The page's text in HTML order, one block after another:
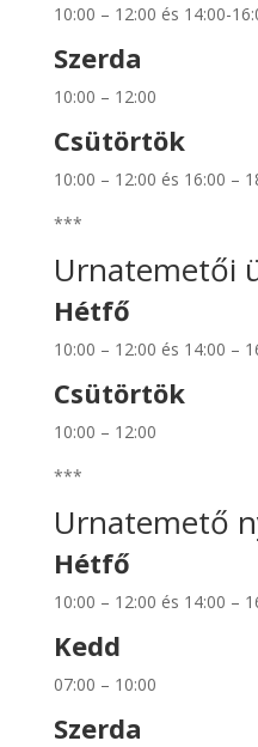
10:00 – 12:00 és 14:00-
Szerda
10:00 – 12:00
Csütörtök
10:00 – 12:00 és 16:00 –
***
Urnatemetői
Hétfő
10:00 – 12:00 és 14:00 –
Csütörtök
10:00 – 12:00
***
Urnatemető
Hétfő
10:00 – 12:00 és 14:00 –
Kedd
07:00 – 10:00
Szerda